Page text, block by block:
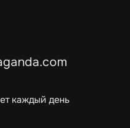
каждый день